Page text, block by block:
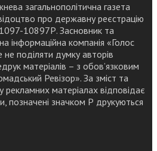
загальнополітична газета
про державну реєстрацію
10897Р. Засновник та
інформаційна компанія «Голос
поділяти думку авторів
матеріалів – з обов’язковим
Ревізор». За зміст та
рекламних матеріалах відповідає
позначені значком Р друкуються